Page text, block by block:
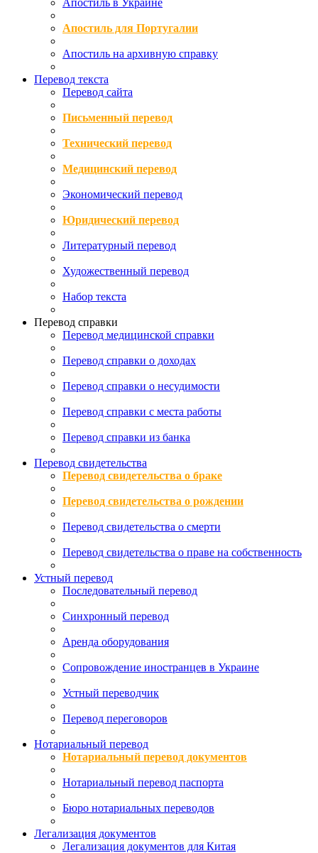
Апостиль в Украине
Апостиль для Португалии
Апостиль на архивную справку
Перевод текста
Перевод сайта
Письменный перевод
Технический перевод
Медицинский перевод
Экономический перевод
Юридический перевод
Литературный перевод
Художественный перевод
Набор текста
Перевод справки
Перевод медицинской справки
Перевод справки о доходах
Перевод справки о несудимости
Перевод справки с места работы
Перевод справки из банка
Перевод свидетельства
Перевод свидетельства о браке
Перевод свидетельства о рождении
Перевод свидетельства о смерти
Перевод свидетельства о праве на собственность
Устный перевод
Последовательный перевод
Синхронный перевод
Аренда оборудования
Сопровождение иностранцев в Украине
Устный переводчик
Перевод переговоров
Нотариальный перевод
Нотариальный перевод документов
Нотариальный перевод паспорта
Бюро нотариальных переводов
Легализация документов
Легализация документов для Китая